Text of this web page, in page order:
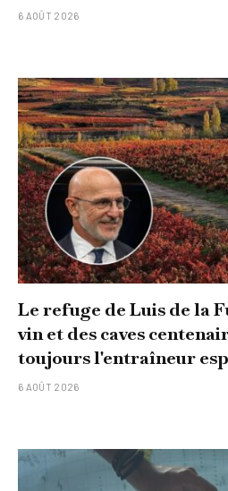
6 AOÛT 2026
Le refuge de Luis de la
vin et des caves
toujours l'entraîneur
6 AOÛT 2026